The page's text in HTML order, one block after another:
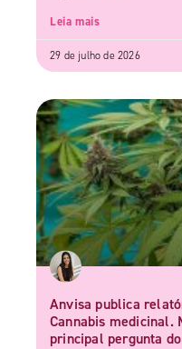
Leia mais
29 de julho de 2026
Anvisa publica
Cannabis medicinal.
principal pergunta